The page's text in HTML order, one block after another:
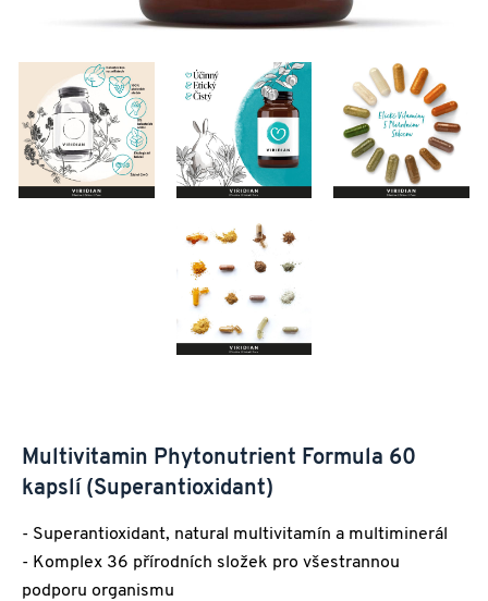
Multivitamin Phytonutrient Formula 60
kapslí (Superantioxidant)
- Superantioxidant, natural multivitamín a multiminerál
- Komplex 36 přírodních složek pro všestrannou
podporu organismu